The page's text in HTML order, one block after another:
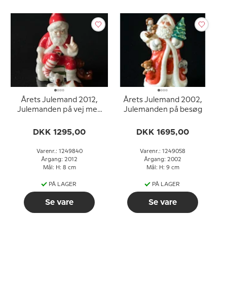
Årets Julemand 2012,
Julemanden på vej med
DKK 1295,00
Varenr.: 1249840
Årgang: 2012
Mål: H: 8 cm
PÅ LAGER
Se vare
Årets Julemand 2002,
Julemanden på besøg
DKK 1695,00
Varenr.: 1249058
Årgang: 2002
Mål: H: 9 cm
PÅ LAGER
Se vare